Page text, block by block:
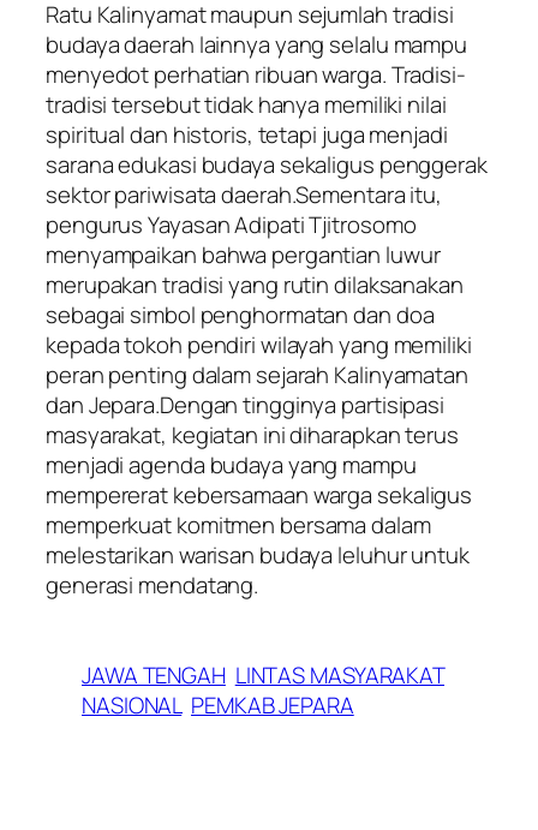
Ratu Kalinyamat maupun sejumlah tradisi
budaya daerah lainnya yang selalu mampu
menyedot perhatian ribuan warga. Tradisi-
tradisi tersebut tidak hanya memiliki nilai
spiritual dan historis, tetapi juga menjadi
sarana edukasi budaya sekaligus penggerak
sektor pariwisata daerah.Sementara itu,
pengurus Yayasan Adipati Tjitrosomo
menyampaikan bahwa pergantian luwur
merupakan tradisi yang rutin dilaksanakan
sebagai simbol penghormatan dan doa
kepada tokoh pendiri wilayah yang memiliki
peran penting dalam sejarah Kalinyamatan
dan Jepara.Dengan tingginya partisipasi
masyarakat, kegiatan ini diharapkan terus
menjadi agenda budaya yang mampu
mempererat kebersamaan warga sekaligus
memperkuat komitmen bersama dalam
melestarikan warisan budaya leluhur untuk
generasi mendatang.
JAWA TENGAH LINTAS MASYARAKAT
NASIONAL PEMKAB JEPARA